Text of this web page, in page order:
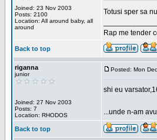
Joined: 23 Nov 2003
Posts: 2100
Location: All around baby, all
around
Totusi sper sa
Rap me tender
Back to top
riganna
junior
Joined: 27 Nov 2003
Posts: 7
Location: RHODOS
Posted: Mon
shi eu
...unde n-am
Back to top